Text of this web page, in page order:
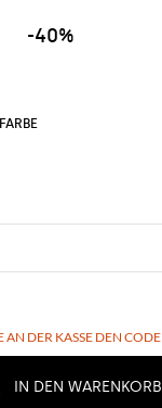
-40%
AN DER KASSE DEN CODE
IN DEN WARENKORB